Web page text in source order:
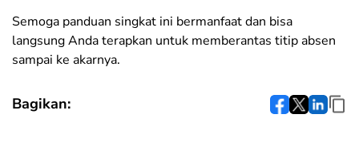
Semoga panduan singkat ini bermanfaat dan bisa
langsung Anda terapkan untuk memberantas titip absen
sampai ke akarnya.
Bagikan: